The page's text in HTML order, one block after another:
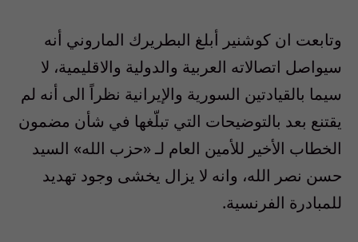
وتابعت ان كوشنير أبلغ البطريرك الماروني أنه
سيواصل اتصالاته العربية والدولية والاقليمية، لا
سيما بالقيادتين السورية والإيرانية نظراً الى أنه لم
يقتنع بعد بالتوضيحات التي تبلّغها في شأن مضمون
الخطاب الأخير للأمين العام لـ «حزب الله» السيد
حسن نصر الله، وانه لا يزال يخشى وجود تهديد
للمبادرة الفرنسية.